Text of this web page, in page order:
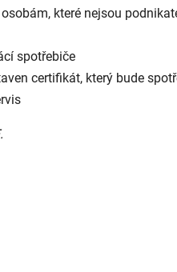
které nejsou
spotřebiče
certifikát, který bude
.